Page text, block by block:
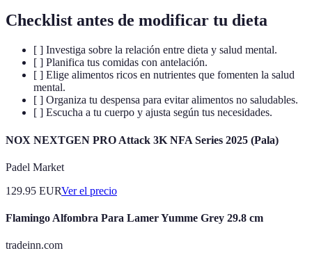
Checklist antes de modificar tu dieta
[ ] Investiga sobre la relación entre dieta y salud mental.
[ ] Planifica tus comidas con antelación.
[ ] Elige alimentos ricos en nutrientes que fomenten la salud
mental.
[ ] Organiza tu despensa para evitar alimentos no saludables.
[ ] Escucha a tu cuerpo y ajusta según tus necesidades.
NOX NEXTGEN PRO Attack 3K NFA Series 2025 (Pala)
Padel Market
129.95 EURVer el precio
Flamingo Alfombra Para Lamer Yumme Grey 29.8 cm
tradeinn.com